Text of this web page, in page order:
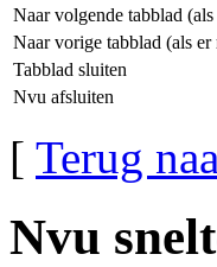
Naar volgende tabblad
Naar vorige tabblad (als
Tabblad sluiten
Nvu afsluiten
[ Terug
Nvu